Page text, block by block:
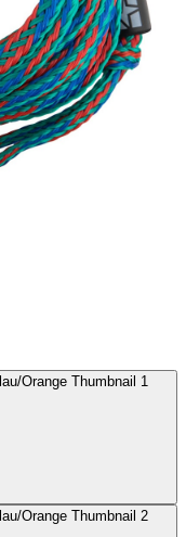
Jobe 4-Personen-Funtube Schleppleine Blau/Orange Thumbnail 1
Jobe 4-Personen-Funtube Schleppleine Blau/Orange Thumbnail 2